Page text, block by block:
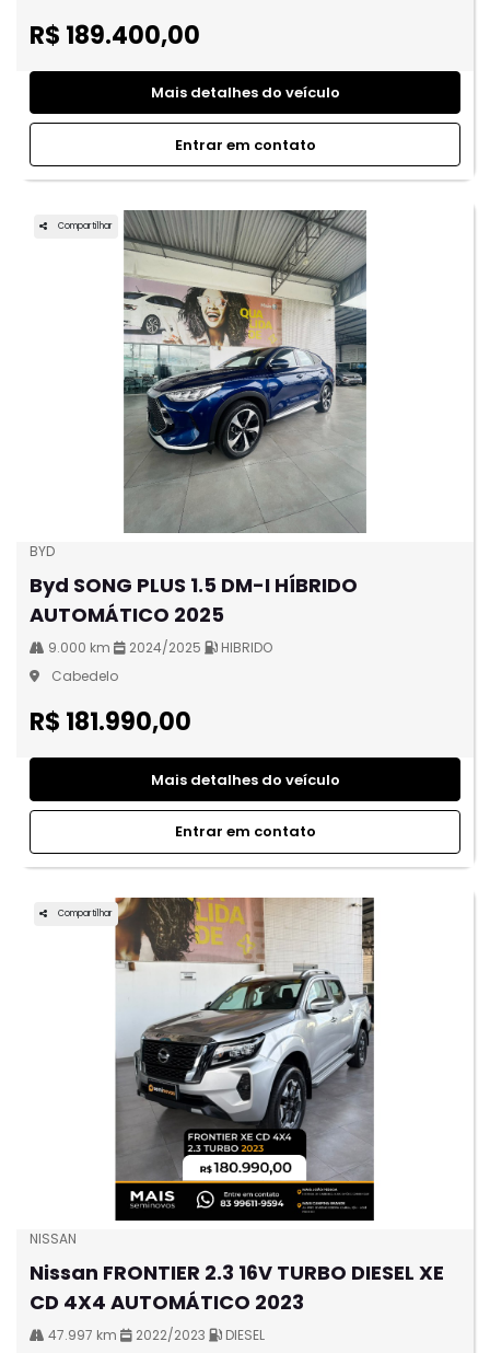
R$ 189.400,00
Mais detalhes do veículo
Entrar em contato
Compartilhar
BYD
Byd SONG PLUS 1.5 DM-I HÍBRIDO
AUTOMÁTICO 2025
9.000 km 2024/2025
HIBRIDO
Cabedelo
R$ 181.990,00
Mais detalhes do veículo
Entrar em contato
Compartilhar
NISSAN
Nissan FRONTIER 2.3 16V TURBO DIESEL XE
CD 4X4 AUTOMÁTICO 2023
47.997 km 2022/2023 DIESEL